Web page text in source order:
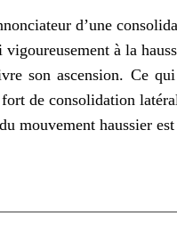
d’une
à la
sonascension. Ce qui
de consolidation
mouvement haussier